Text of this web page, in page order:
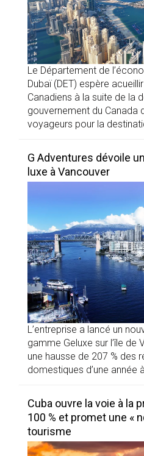
Le Département de
Dubaï (DET) espère
Canadiens à la suite de la
gouvernement du Canada
voyageurs pour la
G Adventures dévoile
luxe à Vancouver
L’entreprise a lancé un
gamme Geluxe sur l’île de
une hausse de 207 % des
domestiques d’une année
Cuba ouvre la voie à la
100 % et promet une «
tourisme